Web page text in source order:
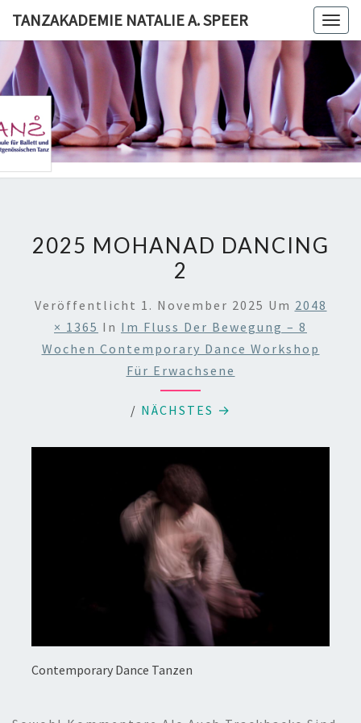
content
TANZAKADEMIE NATALIE A. SPEER
2025 MOHANAD DANCING
2
Veröffentlicht 1. November 2025 Um 2048
× 1365 In Im Fluss Der Bewegung – 8
Wochen Contemporary Dance Workshop
Für Erwachsene
/ NÄCHSTES →
Contemporary Dance Tanzen